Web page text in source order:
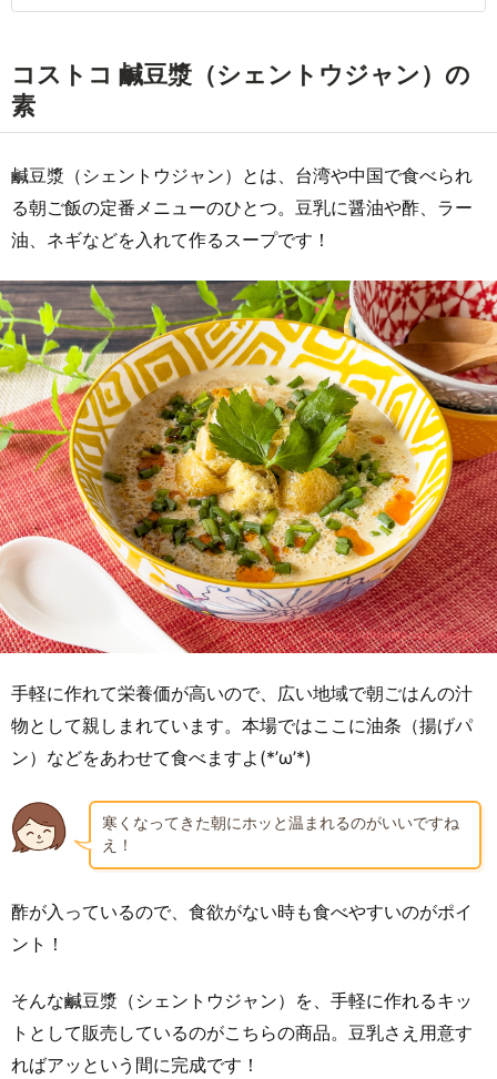
コストコ 鹹豆漿（シェントウジャン）の
素
鹹豆漿（シェントウジャン）とは、台湾や中国で食べられ
る朝ご飯の定番メニューのひとつ。豆乳に醤油や酢、ラー
油、ネギなどを入れて作るスープです！
手軽に作れて栄養価が高いので、広い地域で朝ごはんの汁
物として親しまれています。本場ではここに油条（揚げパ
ン）などをあわせて食べますよ(*’ω’*)
寒くなってきた朝にホッと温まれるのがいいですね
え！
酢が入っているので、食欲がない時も食べやすいのがポイ
ント！
そんな鹹豆漿（シェントウジャン）を、手軽に作れるキッ
トとして販売しているのがこちらの商品。豆乳さえ用意す
ればアッという間に完成です！